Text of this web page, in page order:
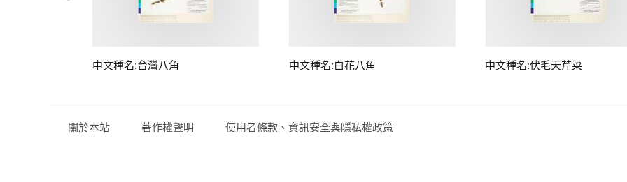
中文種名:台灣八角 中文種名:白花八角 中文種名:伏毛天芹菜
關於本站 著作權聲明 使用者條款、資訊安全與隱私權政策